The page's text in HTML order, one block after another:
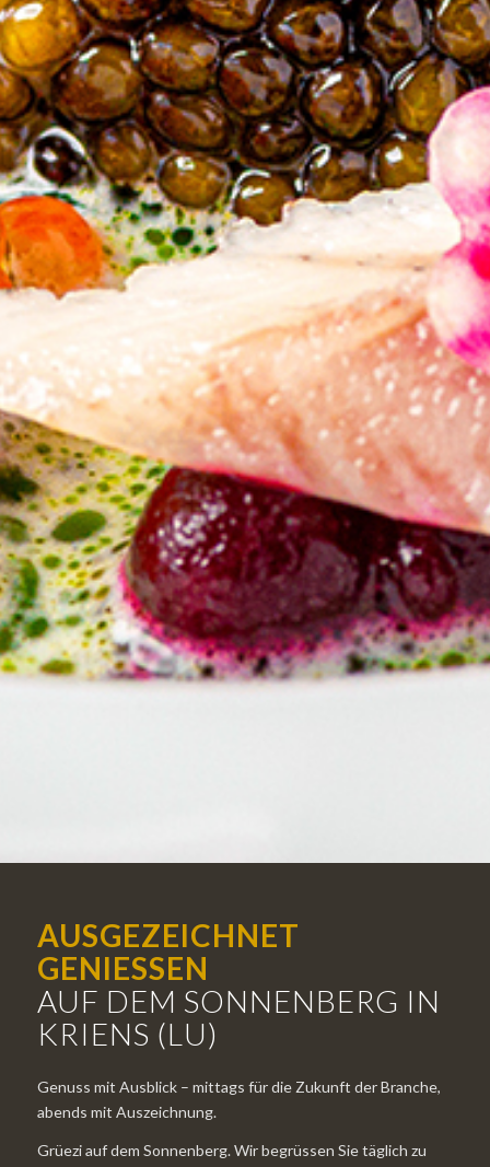
AUSGEZEICHNET
GENIESSEN
AUF DEM SONNENBERG IN
KRIENS (LU)
Genuss mit Ausblick – mittags für die Zukunft der Branche,
abends mit Auszeichnung.
Grüezi auf dem Sonnenberg. Wir begrüssen Sie täglich zu